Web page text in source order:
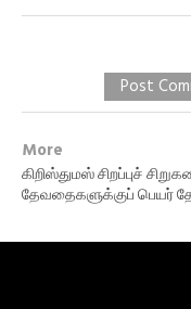
Post
More
கிறிஸ்துமஸ் சிறப்புச்
தேவதைகளுக்குப் பெயர்